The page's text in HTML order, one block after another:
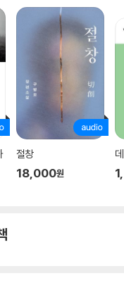
절창
18,000원